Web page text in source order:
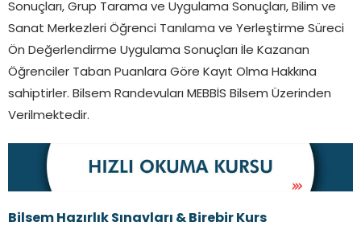
Sonuçları, Grup Tarama ve Uygulama Sonuçları, Bilim ve
Sanat Merkezleri Öğrenci Tanılama ve Yerleştirme Süreci
Ön Değerlendirme Uygulama Sonuçları İle Kazanan
Öğrenciler Taban Puanlara Göre Kayıt Olma Hakkına
sahiptirler. Bilsem Randevuları MEBBİS Bilsem Üzerinden
Verilmektedir.
Bilsem Hazırlık Sınavları & Birebir Kurs